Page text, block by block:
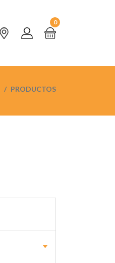
0
PRODUCTOS